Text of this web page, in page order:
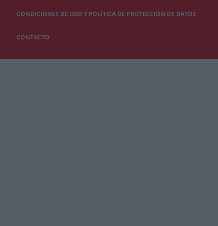
CONDICIONES DE USO Y POLÍTICA DE PROTECCIÓN DE DATOS
CONTACTO